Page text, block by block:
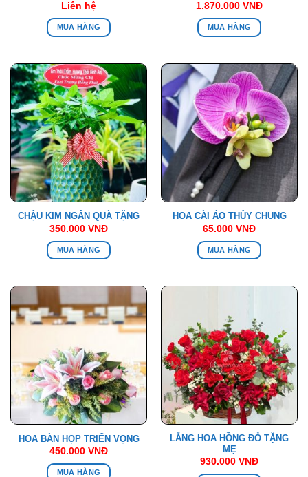
Liên hệ
MUA HÀNG
1.870.000 VNĐ
MUA HÀNG
CHẬU KIM NGÂN QUÀ TẶNG
350.000 VNĐ
MUA HÀNG
HOA CÀI ÁO THỦY CHUNG
65.000 VNĐ
MUA HÀNG
HOA BÀN HỌP TRIỂN VỌNG
450.000 VNĐ
MUA HÀNG
LẴNG HOA HỒNG ĐỎ TẶNG
MẸ
930.000 VNĐ